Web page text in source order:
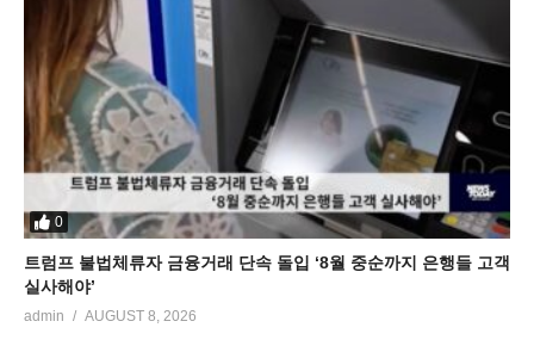
0
트럼프 불법체류자 금융거래 단속 돌입 ‘8월 중순까지 은행들 고객
실사해야’
admin AUGUST 8, 2026